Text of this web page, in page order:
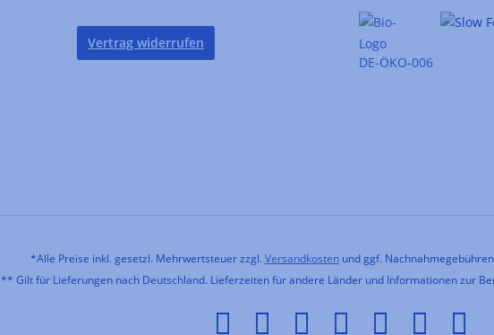
Vertrag widerrufen
DE-ÖKO-006
*Alle Preise inkl. gesetzl. Mehrwertsteuer zzgl. Versandkostenund ggf.
** Gilt für Lieferungen nach Deutschland. Lieferzeiten für andere Länder und Informationen zur